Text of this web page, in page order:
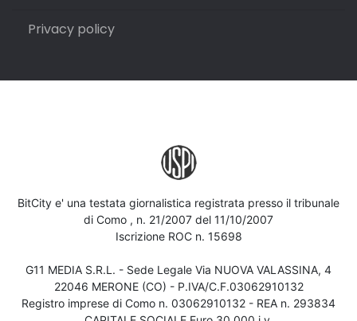
Privacy policy
BitCity e' una testata giornalistica registrata presso il tribunale
di Como , n. 21/2007 del 11/10/2007
Iscrizione ROC n. 15698
G11 MEDIA S.R.L. - Sede Legale Via NUOVA VALASSINA, 4
22046 MERONE (CO) - P.IVA/C.F.03062910132
Registro imprese di Como n. 03062910132 - REA n. 293834